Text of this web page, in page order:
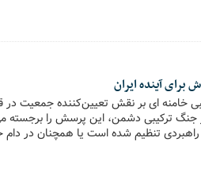
آینده ایران
خامنه ای بر نقش تعیین‌کننده جمعیت
جنگ ترکیبی دشمن، این پرسش را برجسته
تنظیم شده است یا همچنان در